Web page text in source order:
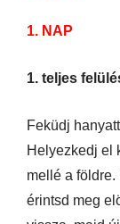
1. NAP
1. teljes
Feküdj
Helyezkedj el
mellé a
érintsd meg